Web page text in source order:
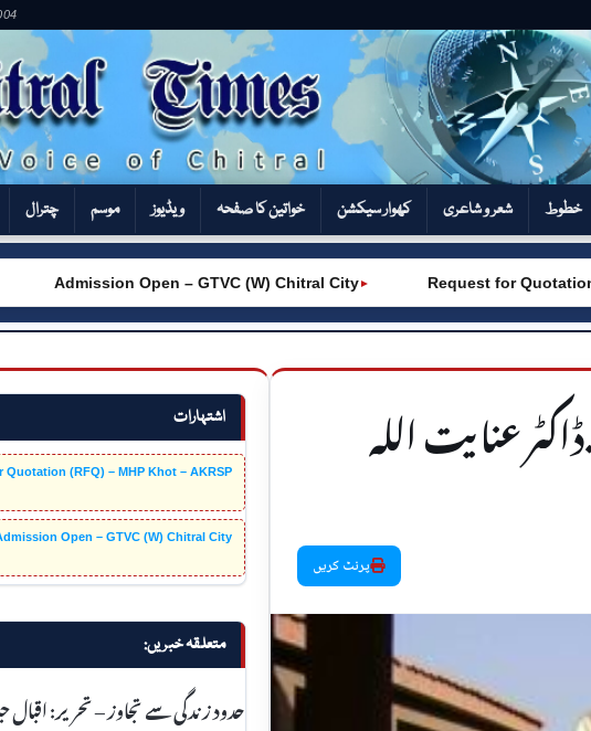
خطوط شعر و شاعری کھوار سیکشن‎ خواتین کا صفحہ ویڈیوز موسم چترال
Request for Quotation
►
Admission Open – GTVC (W) Chitral City
اشتہارات
Quotation (RFQ) – MHP Khot – AKRSP
Open – GTVC (W) Chitral City
متعلقہ خبریں:
حدود زندگی سے تجاوز – تحریر:
عنایت اللہ
پرنٹ کریں